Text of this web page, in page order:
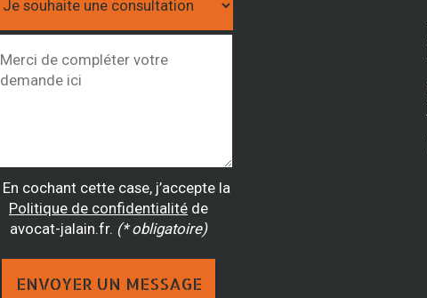
En cochant cette case, j’accepte la
Politique de confidentialité de
avocat-jalain.fr. (* obligatoire)